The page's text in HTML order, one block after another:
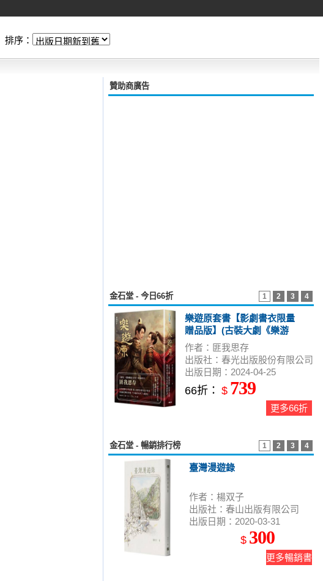
排序：
贊助商廣告
1 2 3 4
金石堂 - 今日66折
樂遊原套書【影劇書衣限量
贈品版】(古裝大劇《樂游
原》原著小說，許凱、景甜
領銜主演)
作者：匪我思存
出版社：春光出版股份有限公司
出版日期：2024-04-25
66折： $ 739
更多66折
1 2 3 4
金石堂 - 暢銷排行榜
臺灣漫遊錄
作者：楊双子
出版社：春山出版有限公司
出版日期：2020-03-31
$ 300
更多暢銷書